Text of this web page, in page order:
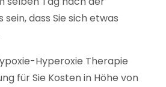
dass Sie sich etwas
Hyperoxie Therapie
für Sie Kosten in Höhe von